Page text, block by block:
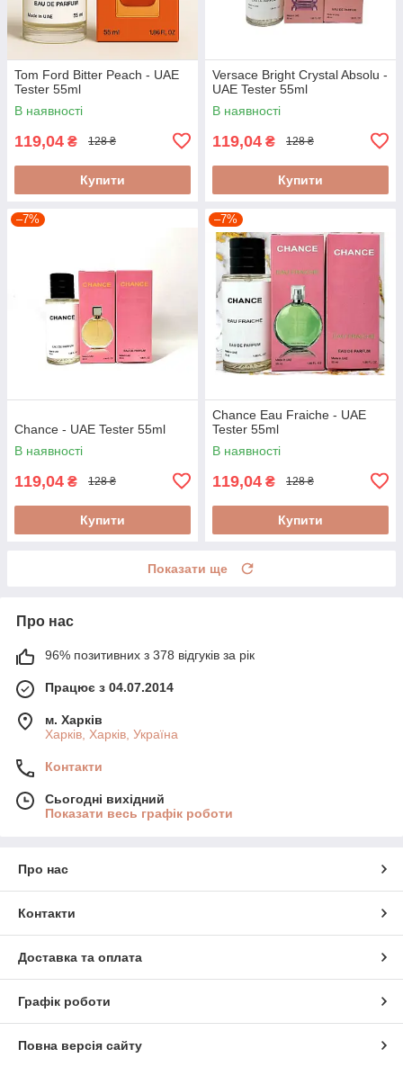
Tom Ford Bitter Peach - UAE
Tester 55ml
В наявності
119,04 ₴ 128 ₴
Купити
Versace Bright Crystal Absolu -
UAE Tester 55ml
В наявності
119,04 ₴ 128 ₴
Купити
–7%
Chance - UAE Tester 55ml
В наявності
119,04 ₴ 128 ₴
Купити
–7%
Chance Eau Fraiche - UAE
Tester 55ml
В наявності
119,04 ₴ 128 ₴
Купити
Показати ще
Про нас
96% позитивних з 378 відгуків за рік
Працює з 04.07.2014
м. Харків
Харків, Харків, Україна
Контакти
Сьогодні вихідний
Показати весь графік роботи
Про нас
Контакти
Доставка та оплата
Графік роботи
Повна версія сайту